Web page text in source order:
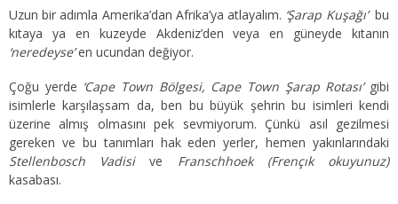
Uzun bir adımla Amerika’dan Afrika’ya atlayalım. ‘Şarap Kuşağı’bu
kıtaya ya en kuzeyde Akdeniz’den veya en güneyde kıtanın
‘neredeyse’en ucundan değiyor.
Çoğu yerde ‘Cape Town Bölgesi, Cape Town Şarap Rotası’ gibi
isimlerle karşılaşsam da, ben bu büyük şehrin bu isimleri kendi
üzerine almış olmasını pek sevmiyorum. Çünkü asıl gezilmesi
gereken ve bu tanımları hak eden yerler, hemen yakınlarındaki
Stellenbosch Vadisive Franschhoek (Frençık okuyunuz)
kasabası.